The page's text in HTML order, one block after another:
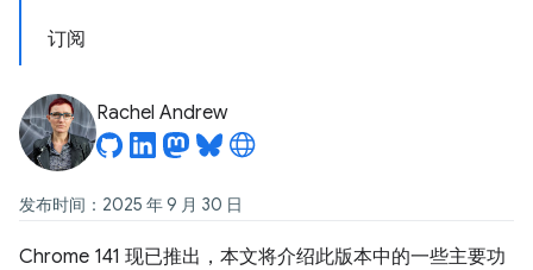
订阅
Rachel Andrew
发布时间：2025 年 9 月 30 日
Chrome 141 现已推出，本文将介绍此版本中的一些主要功